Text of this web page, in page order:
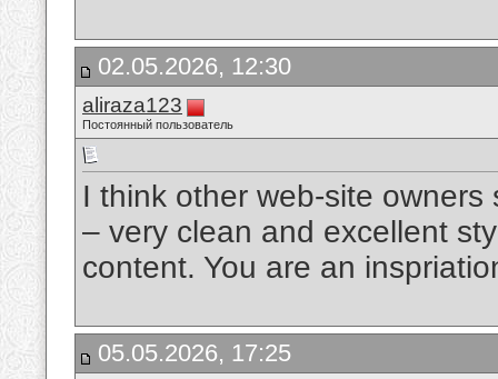
02.05.2026, 12:30
aliraza123
Постоянный пользователь
I think other web-site
– very clean and excellent
content. You are an
05.05.2026, 17:25